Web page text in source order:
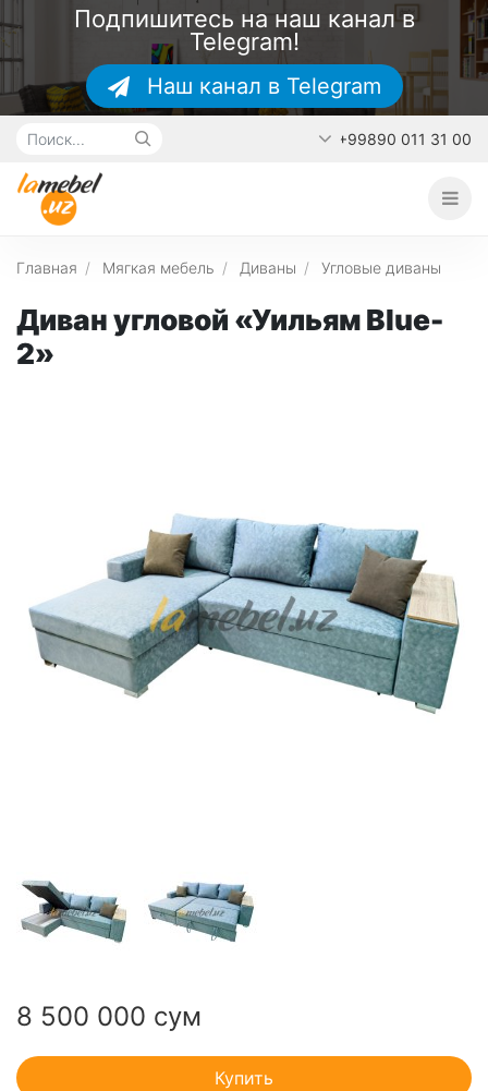
Подпишитесь на наш канал в
Telegram!
Наш канал в Telegram
Наши работы
+99890 011 31 00
Главная Мягкая мебель Диваны Угловые диваны
Диван угловой «Уильям Blue-
2»
8 500 000 сум
Купить